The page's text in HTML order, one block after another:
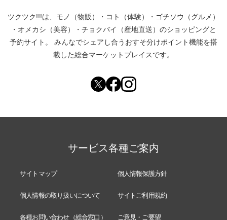
ツクツク!!!は、 モノ（物販） ・ コト（体験） ・ ゴチソウ（グルメ）
・ オメカシ（美容） ・ チョクバイ（産地直送） のショッピングと
予約サイト。
みんなでシェアし合う おすそ分けポイント機能を搭
載した総合マーケットプレイスです。
サービス各種ご案内
サイトマップ 個人情報保護方針
個人情報の取り扱いについて サイトご利用規約
各種お問い合わせ（総合窓口） ご意見・ご要望